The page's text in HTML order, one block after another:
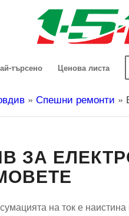
търсено Ценова листа
» Спешни ремонти »
ЗА
на ток е наистина